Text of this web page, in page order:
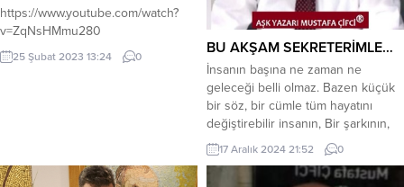
https://www.youtube.com/watch?
v=ZqNsHMmu280
25 Şubat 2023 13:24 0 BU AKŞAM SEKRETERİMLE…
İnsanın başına ne zaman ne
geleceği belli olmaz. Bazen küçük
bir söz, bir cümle tüm hayatını
değiştirebilir insanın, Bir şarkının,
bir türkünün tüm duygularımızı
değiştirdiği gibi, Bazı şeyler de
insanı hayatını tamamen
17 Aralık 2024 21:52 0